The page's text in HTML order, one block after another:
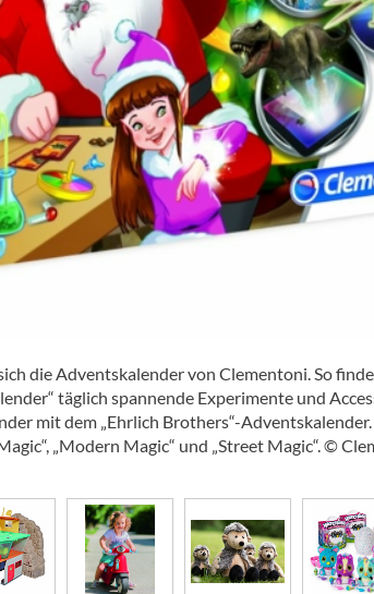
die Adventskalender von Clementoni. So
täglich spannende Experimente und
mit dem „Ehrlich Brothers“-
„Modern Magic“ und „Street Magic“. ©